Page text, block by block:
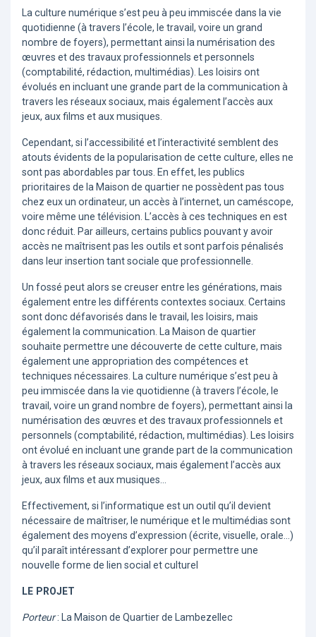
La culture numérique s’est peu à peu immiscée dans la vie
quotidienne (à travers l’école, le travail, voire un grand
nombre de foyers), permettant ainsi la numérisation des
œuvres et des travaux professionnels et personnels
(comptabilité, rédaction, multimédias). Les loisirs ont
évolués en incluant une grande part de la communication à
travers les réseaux sociaux, mais également l’accès aux
jeux, aux films et aux musiques.
Cependant, si l’accessibilité et l’interactivité semblent des
atouts évidents de la popularisation de cette culture, elles ne
sont pas abordables par tous. En effet, les publics
prioritaires de la Maison de quartier ne possèdent pas tous
chez eux un ordinateur, un accès à l’internet, un caméscope,
voire même une télévision. L’accès à ces techniques en est
donc réduit. Par ailleurs, certains publics pouvant y avoir
accès ne maîtrisent pas les outils et sont parfois pénalisés
dans leur insertion tant sociale que professionnelle.
Un fossé peut alors se creuser entre les générations, mais
également entre les différents contextes sociaux. Certains
sont donc défavorisés dans le travail, les loisirs, mais
également la communication. La Maison de quartier
souhaite permettre une découverte de cette culture, mais
également une appropriation des compétences et
techniques nécessaires. La culture numérique s’est peu à
peu immiscée dans la vie quotidienne (à travers l’école, le
travail, voire un grand nombre de foyers), permettant ainsi la
numérisation des œuvres et des travaux professionnels et
personnels (comptabilité, rédaction, multimédias). Les loisirs
ont évolué en incluant une grande part de la communication
à travers les réseaux sociaux, mais également l’accès aux
jeux, aux films et aux musiques…
Effectivement, si l’informatique est un outil qu’il devient
nécessaire de maîtriser, le numérique et le multimédias sont
également des moyens d’expression (écrite, visuelle, orale…)
qu’il paraît intéressant d’explorer pour permettre une
nouvelle forme de lien social et culturel
LE PROJET
Porteur: La Maison de Quartier de Lambezellec